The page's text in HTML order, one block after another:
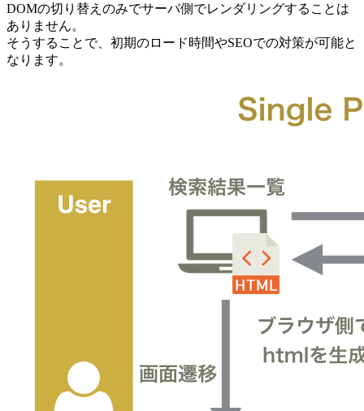
DOMの切り替えのみでサーバ側でレンダリングすることは
ありません。
そうすることで、初期のロード時間やSEOでの対策が可能と
なります。